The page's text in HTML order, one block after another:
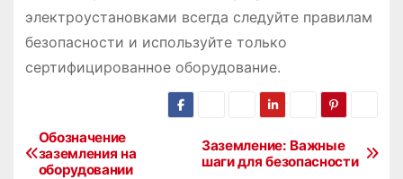
электроустановками всегда следуйте правилам
безопасности и используйте только
сертифицированное оборудование.
Н
Заземление: Важные
шаги для безопасности
Обозначение
заземления на
оборудовании